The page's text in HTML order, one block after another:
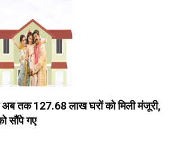
अब तक 127.68 लाख घरों को मिली मंजूरी,
सौंपे गए